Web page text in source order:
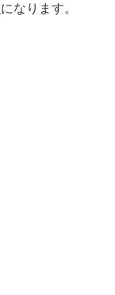
になります。